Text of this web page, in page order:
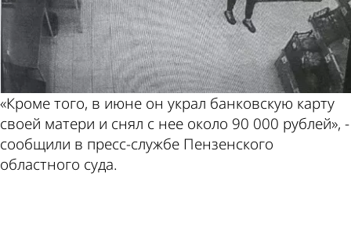
«Кроме того, в июне он украл банковскую карту
своей матери и снял с нее около 90 000 рублей», -
сообщили в пресс-службе Пензенского
областного суда.